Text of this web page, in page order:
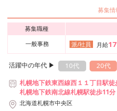
募集情
募集職種
一般事務
派/社員 月給
活躍中の年代 ▶︎ 10代 20代
札幌地下鉄東西線西１１丁目駅徒
札幌地下鉄南北線札幌駅徒歩11分
北海道札幌市中央区